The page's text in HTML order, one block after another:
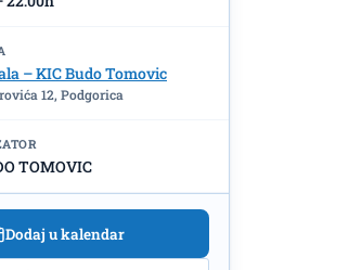
– KIC Budo Tomovic
12, Podgorica
TOMOVIC
Dodaj u kalendar